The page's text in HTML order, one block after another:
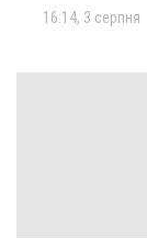
16:14, 3 серпня